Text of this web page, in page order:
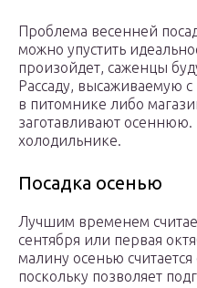
Проблема весенней
можно упустить
произойдет, саженцы
Рассаду, высаживаемую
в питомнике либо
заготавливают
холодильнике.
Посадка осенью
Лучшим временем
сентября или первая
малину осенью
поскольку позволяет